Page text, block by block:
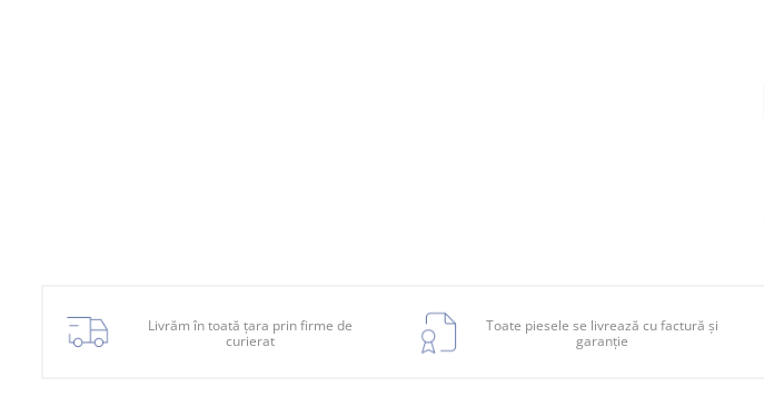
Elemente caroserie
Livrăm în toată țara prin firme de
curierat
Toate piesele se livrează cu factură și
garanție